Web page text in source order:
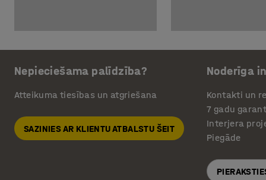
Nepieciešama palīdzība?
Atteikuma tiesības un atgriešana
SAZINIES AR KLIENTU ATBALSTU ŠEIT
Noderīga
Kontakti un
7 gadu
Interjera
Piegāde